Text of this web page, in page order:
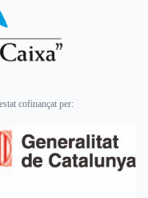
cofinançat per: